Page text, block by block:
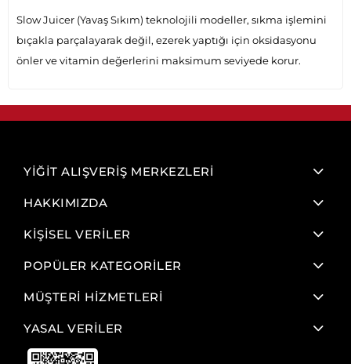
Slow Juicer (Yavaş Sıkım) teknolojili modeller, sıkma işlemini
bıçakla parçalayarak değil, ezerek yaptığı için oksidasyonu
önler ve vitamin değerlerini maksimum seviyede korur.
YİĞİT ALIŞVERİŞ MERKEZLERİ
HAKKIMIZDA
KİŞİSEL VERİLER
POPÜLER KATEGORİLER
MÜŞTERİ HİZMETLERİ
YASAL VERİLER